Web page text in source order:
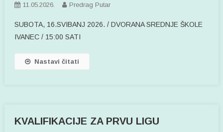
11.05.2026. Predrag Putar
SUBOTA, 16.SVIBANJ 2026. / DVORANA SREDNJE ŠKOLE
IVANEC / 15:00 SATI
Nastavi čitati
KVALIFIKACIJE ZA PRVU LIGU